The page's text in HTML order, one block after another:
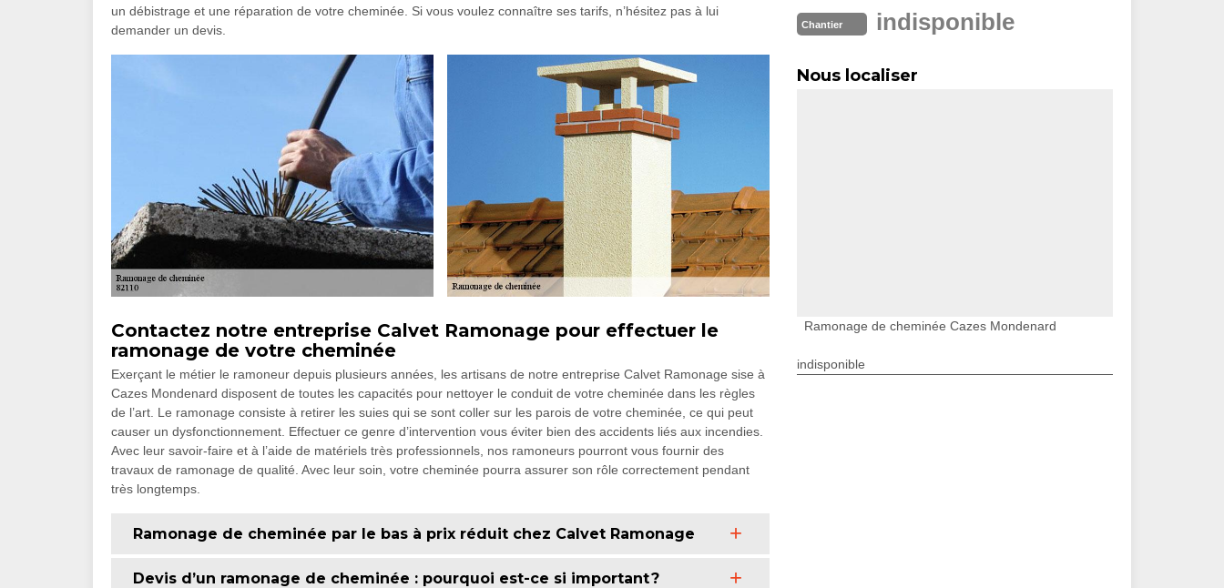
un débistrage et une réparation de votre cheminée. Si vous voulez connaître ses tarifs, n’hésitez pas à lui
demander un devis.
Contactez notre entreprise Calvet Ramonage pour effectuer le
ramonage de votre cheminée
Exerçant le métier le ramoneur depuis plusieurs années, les artisans de notre entreprise Calvet Ramonage sise à
Cazes Mondenard disposent de toutes les capacités pour nettoyer le conduit de votre cheminée dans les règles
de l’art. Le ramonage consiste à retirer les suies qui se sont coller sur les parois de votre cheminée, ce qui peut
causer un dysfonctionnement. Effectuer ce genre d’intervention vous éviter bien des accidents liés aux incendies.
Avec leur savoir-faire et à l’aide de matériels très professionnels, nos ramoneurs pourront vous fournir des
travaux de ramonage de qualité. Avec leur soin, votre cheminée pourra assurer son rôle correctement pendant
très longtemps.
Ramonage de cheminée par le bas à prix réduit chez Calvet Ramonage
Devis d’un ramonage de cheminée : pourquoi est-ce si important ?
Chantier indisponible
Nous localiser
Ramonage de cheminée Cazes Mondenard
indisponible